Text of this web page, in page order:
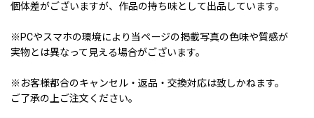
個体差がございますが、作品の持ち味として出品しています。
※PCやスマホの環境により当ページの掲載写真の色味や質感が
実物とは異なって見える場合がございます。
※お客様都合のキャンセル・返品・交換対応は致しかねます。
ご了承の上ご注文ください。